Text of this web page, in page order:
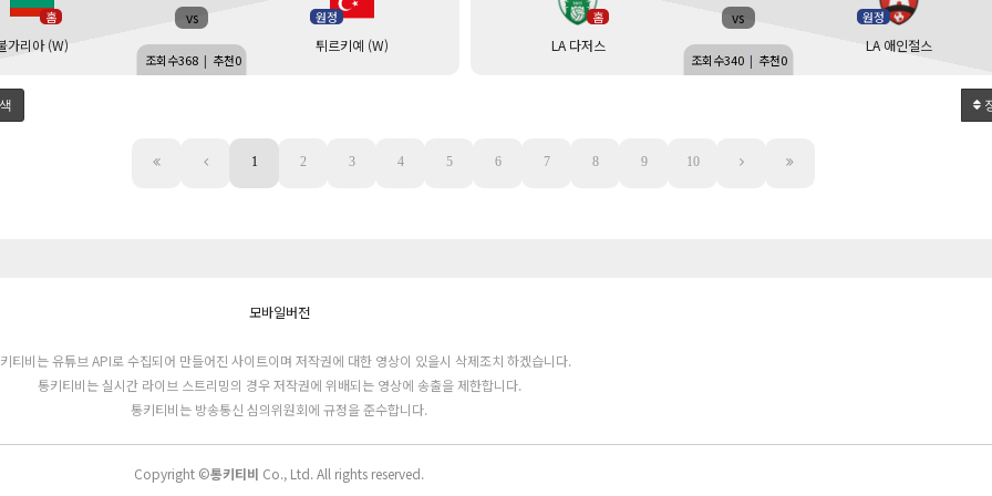
홈
가리아 (W)
vs 원정
튀르키예 (W)
조회수368 | 추천0
홈
LA 다저스
vs 원정
LA 애인절스
조회수340 | 추천0
1 2 3 4 5 6 7 8 9 10
모바일버전
티비는 유튜브 API로 수집되어 만들어진 사이트이며 저작권에 대한 영상이 있을시 삭제조치 하겠습니다.
통키티비는 실시간 라이브 스트리밍의 경우 저작권에 위배되는 영상에 송출을 제한합니다.
통키티비는 방송통신 심의위원회에 규정을 준수합니다.
Copyright ©통키티비 Co., Ltd. All rights reserved.